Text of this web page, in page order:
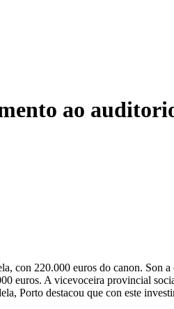
ao
con 220.000 euros do canon.
euros. A vicevoceira provincial
Porto destacou que con este